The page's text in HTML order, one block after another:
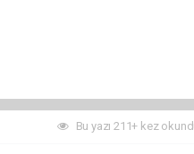
Bu yazı 211+ kez